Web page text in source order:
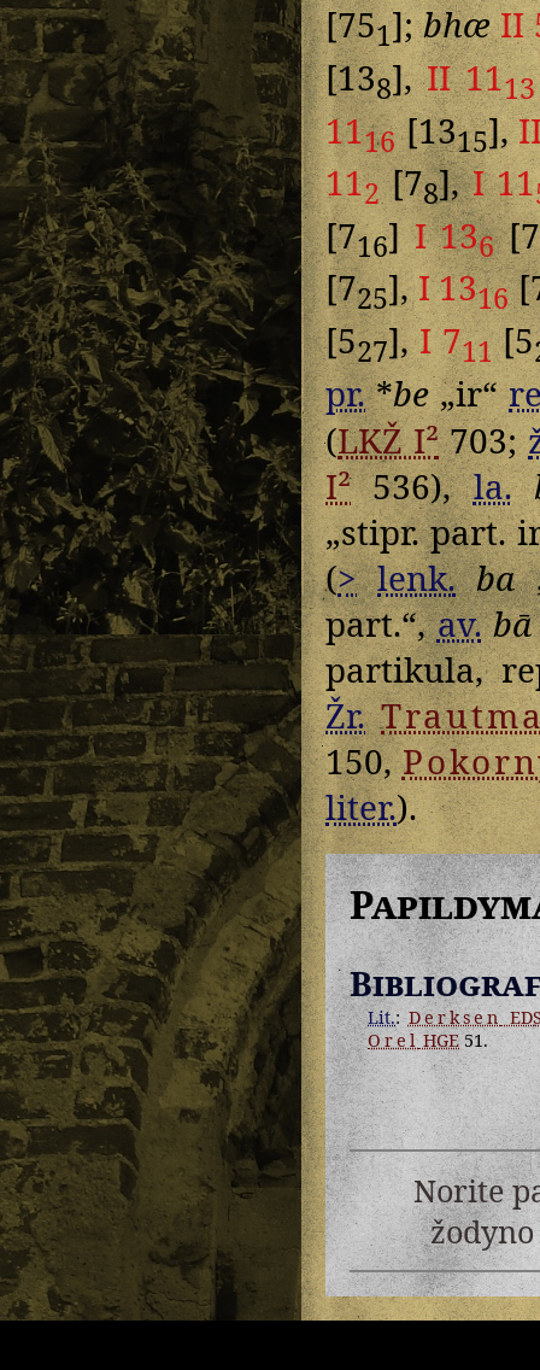
[751];bhæ II
[138],II 1113
1116[1315],
112[78],I 11
[716]I 136[7
[725],I 1316
[527],I 711[5
pr.*be„ir“
(LKŽ I²703;
I²536),la.
„stipr. part.
(> lenk. ba
part.“,av. bā
partikula,
Žr.
150,
liter.).
Lit.:Derksen
OrelHGE51.
Norite